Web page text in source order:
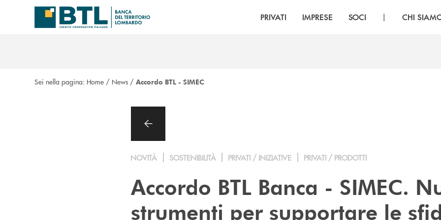
Salta al contenuto principale
PRIVATI IMPRESE SOCI | CHI
Sei nella pagina: Home / News / Accordo BTL - SIMEC
NOVITÀ SOSTENIBILITÀ PRIVATI / INIZIATIVE PRIVATI / PRODOTTI
Accordo BTL Banca - SIMEC.
strumenti per supportare le